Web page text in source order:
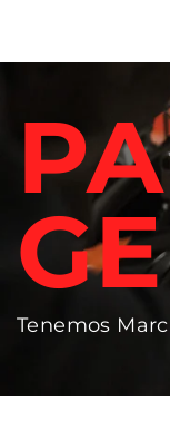
Tenemos